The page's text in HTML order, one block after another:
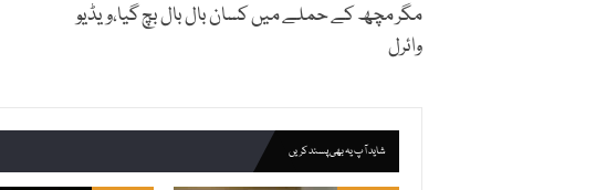
مگر مچھ کے حملے میں کسان بال بال بچ گیا،ویڈیو
وائرل
شاید آپ یہ بھی پسند کریں